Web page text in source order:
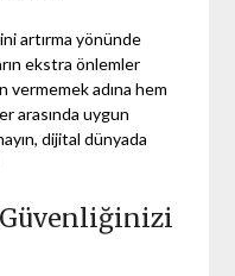
artırma yönünde
ekstra önlemler
vermemek adına hem
arasında uygun
dijital dünyada
Güvenliğinizi